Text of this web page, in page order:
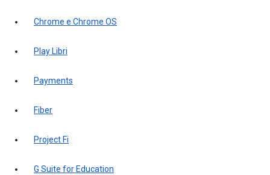
Chrome e Chrome OS
Play Libri
Payments
Fiber
Project Fi
G Suite for Education